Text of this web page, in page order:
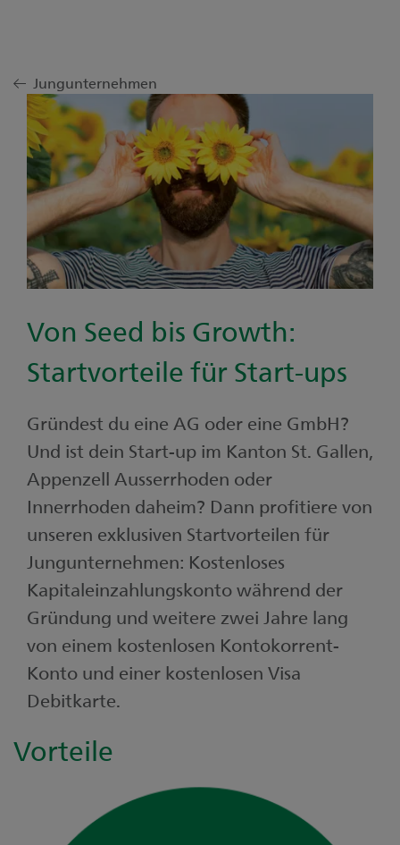
Jungunternehmen
Von Seed bis Growth:
Startvorteile für Start-ups
Gründest du eine AG oder eine GmbH?
Und ist dein Start-up im Kanton St. Gallen,
Appenzell Ausserrhoden oder
Innerrhoden daheim? Dann profitiere von
unseren exklusiven Startvorteilen für
Jungunternehmen: Kostenloses
Kapitaleinzahlungskonto während der
Gründung und weitere zwei Jahre lang
von einem kostenlosen Kontokorrent-
Konto und einer kostenlosen Visa
Debitkarte.
Vorteile